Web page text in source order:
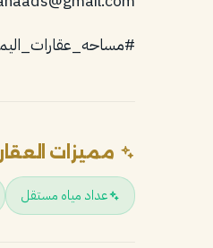
مميزات العقار
عداد مياه مستقل